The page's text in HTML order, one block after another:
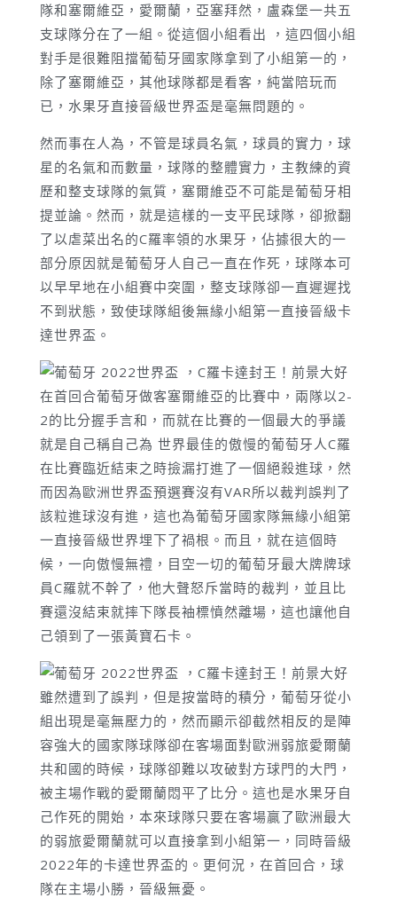
隊和塞爾維亞，愛爾蘭，亞塞拜然，盧森堡一共五
支球隊分在了一組。從這個小組看出 ，這四個小組
對手是很難阻擋葡萄牙國家隊拿到了小組第一的，
除了塞爾維亞，其他球隊都是看客，純當陪玩而
已，水果牙直接晉級世界盃是毫無問題的。
然而事在人為，不管是球員名氣，球員的實力，球
星的名氣和而數量，球隊的整體實力，主教練的資
歷和整支球隊的氣質，塞爾維亞不可能是葡萄牙相
提並論。然而，就是這樣的一支平民球隊，卻掀翻
了以虐菜出名的C羅率領的水果牙，佔據很大的一
部分原因就是葡萄牙人自己一直在作死，球隊本可
以早早地在小組賽中突圍，整支球隊卻一直遲遲找
不到狀態，致使球隊組後無緣小組第一直接晉級卡
達世界盃。
在首回合葡萄牙做客塞爾維亞的比賽中，兩隊以2-
2的比分握手言和，而就在比賽的一個最大的爭議
就是自己稱自己為 世界最佳的傲慢的葡萄牙人C羅
在比賽臨近結束之時撿漏打進了一個絕殺進球，然
而因為歐洲世界盃預選賽沒有VAR所以裁判誤判了
該粒進球沒有進，這也為葡萄牙國家隊無緣小組第
一直接晉級世界埋下了禍根。而且，就在這個時
候，一向傲慢無禮，目空一切的葡萄牙最大牌牌球
員C羅就不幹了，他大聲怒斥當時的裁判，並且比
賽還沒結束就摔下隊長袖標憤然離場，這也讓他自
己領到了一張黃寶石卡。
雖然遭到了誤判，但是按當時的積分，葡萄牙從小
組出現是毫無壓力的，然而顯示卻截然相反的是陣
容強大的國家隊球隊卻在客場面對歐洲弱旅愛爾蘭
共和國的時候，球隊卻難以攻破對方球門的大門，
被主場作戰的愛爾蘭悶平了比分。這也是水果牙自
己作死的開始，本來球隊只要在客場贏了歐洲最大
的弱旅愛爾蘭就可以直接拿到小組第一，同時晉級
2022年的卡達世界盃的。更何況，在首回合，球
隊在主場小勝，晉級無憂。